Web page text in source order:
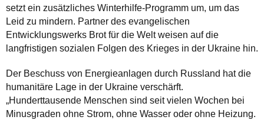
setzt ein zusätzliches Winterhilfe-Programm um, um das
Leid zu mindern. Partner des evangelischen
Entwicklungswerks Brot für die Welt weisen auf die
langfristigen sozialen Folgen des Krieges in der Ukraine hin.
Der Beschuss von Energieanlagen durch Russland hat die
humanitäre Lage in der Ukraine verschärft.
„Hunderttausende Menschen sind seit vielen Wochen bei
Minusgraden ohne Strom, ohne Wasser oder ohne Heizung.